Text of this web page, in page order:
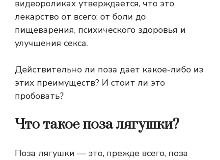
видеороликах утверждается, что это
лекарство от всего: от боли до
пищеварения, психического здоровья и
улучшения секса.
Действительно ли поза дает какое-либо из
этих преимуществ? И стоит ли это
пробовать?
Что такое поза лягушки?
Поза лягушки — это, прежде всего, поза